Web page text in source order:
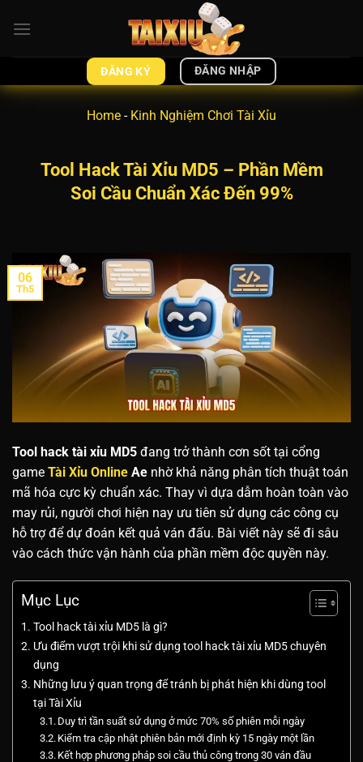
qua
ĐĂNG KÝ ĐĂNG NHẬP
Home - Kinh Nghiệm Chơi Tài Xỉu
Tool Hack Tài Xỉu MD5 – Phần Mềm
Soi Cầu Chuẩn Xác Đến 99%
06
Th5
Tool hack tài xỉu MD5 đang trở thành cơn sốt tại cổng
game Tài Xỉu Online Ae nhờ khả năng phân tích thuật toán
mã hóa cực kỳ chuẩn xác. Thay vì dựa dẫm hoàn toàn vào
may rủi, người chơi hiện nay ưu tiên sử dụng các công cụ
hỗ trợ để dự đoán kết quả ván đấu. Bài viết này sẽ đi sâu
vào cách thức vận hành của phần mềm độc quyền này.
Mục Lục
Tool hack tài xỉu MD5 là gì?
Ưu điểm vượt trội khi sử dụng tool hack tài xỉu MD5 chuyên
dụng
Những lưu ý quan trọng để tránh bị phát hiện khi dùng tool
tại Tài Xỉu
Duy trì tần suất sử dụng ở mức 70% số phiên mỗi ngày
Kiểm tra cập nhật phiên bản mới định kỳ 15 ngày một lần
Kết hợp phương pháp soi cầu thủ công trong 30 ván đầu